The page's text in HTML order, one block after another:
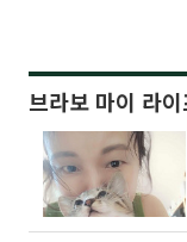
브라보 마이 라이